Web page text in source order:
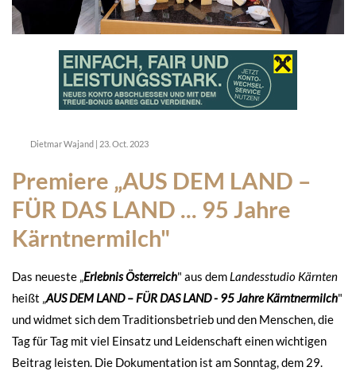
Dietmar Wajand | 23. Oct. 2023
Premiere „AUS DEM LAND –
FÜR DAS LAND ... 95 Jahre
Kärntnermilch"
Das neueste „Erlebnis Österreich" aus dem Landesstudio Kärnten
heißt „AUS DEM LAND – FÜR DAS LAND - 95 Jahre Kärntnermilch"
und widmet sich dem Traditionsbetrieb und den Menschen, die
Tag für Tag mit viel Einsatz und Leidenschaft einen wichtigen
Beitrag leisten. Die Dokumentation ist am Sonntag, dem 29.